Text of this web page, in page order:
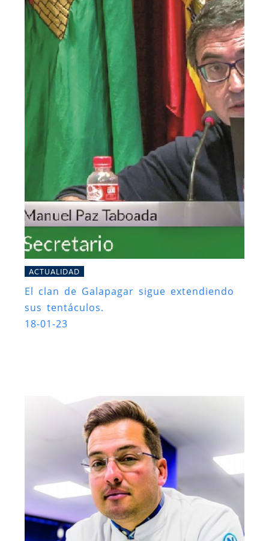
ACTUALIDAD
El clan de Galapagar sigue extendiendo
sus tentáculos.
18-01-23